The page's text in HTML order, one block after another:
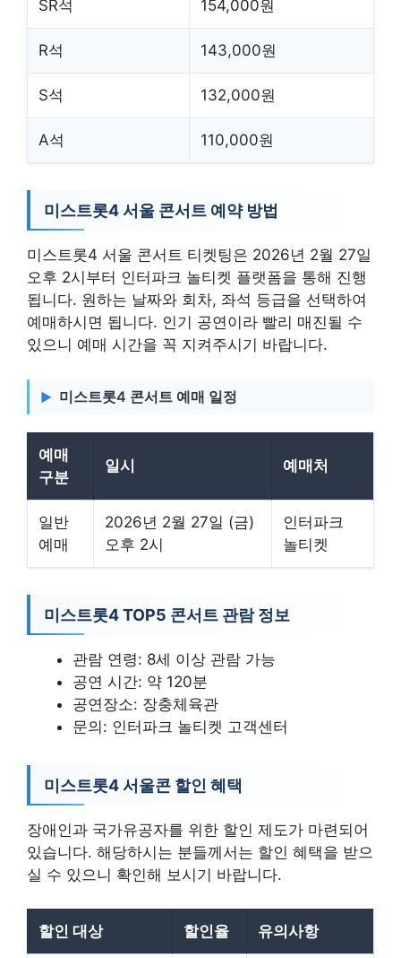
SR석 154,000원
R석 143,000원
S석 132,000원
A석 110,000원
미스트롯4 서울 콘서트 예약 방법
미스트롯4 서울 콘서트 티켓팅은 2026년 2월 27일
오후 2시부터 인터파크 놀티켓 플랫폼을 통해 진행
됩니다. 원하는 날짜와 회차, 좌석 등급을 선택하여
예매하시면 됩니다. 인기 공연이라 빨리 매진될 수
있으니 예매 시간을 꼭 지켜주시기 바랍니다.
미스트롯4 콘서트 예매 일정
예매
구분
일시 예매처
일반
예매
2026년 2월 27일 (금)
오후 2시
인터파크
놀티켓
미스트롯4 TOP5 콘서트 관람 정보
관람 연령: 8세 이상 관람 가능
공연 시간: 약 120분
공연장소: 장충체육관
문의: 인터파크 놀티켓 고객센터
미스트롯4 서울콘 할인 혜택
장애인과 국가유공자를 위한 할인 제도가 마련되어
있습니다. 해당하시는 분들께서는 할인 혜택을 받으
실 수 있으니 확인해 보시기 바랍니다.
할인 대상 할인율 유의사항